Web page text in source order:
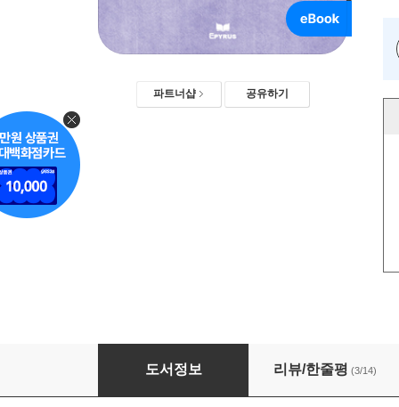
파트너샵 공유하기
로맨싱달링
도서정보 리뷰/한줄평 (3/14)